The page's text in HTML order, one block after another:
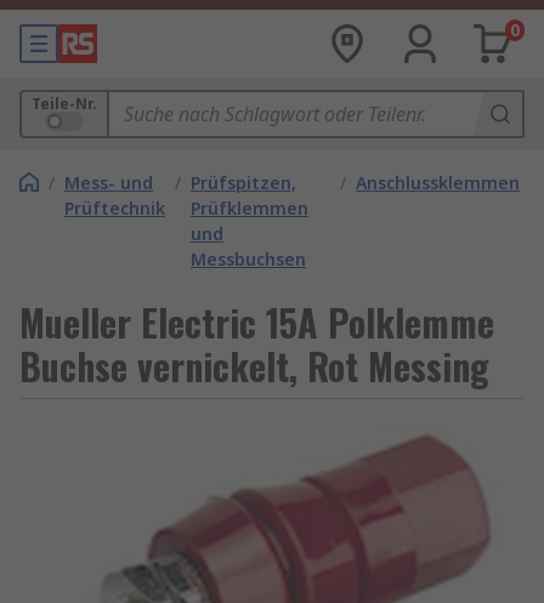
0
Teile-Nr.
/ Mess- und
Prüftechnik
/ Prüfspitzen,
Prüfklemmen
und
Messbuchsen
/ Anschlussklemmen
Mueller Electric 15A Polklemme
Buchse vernickelt, Rot Messing